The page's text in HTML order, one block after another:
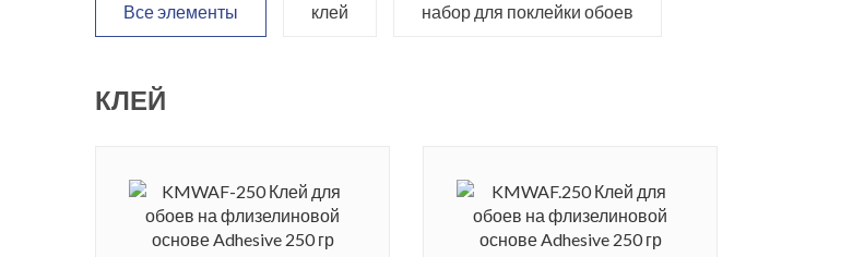
Все элементы клей набор для поклейки обоев
КЛЕЙ